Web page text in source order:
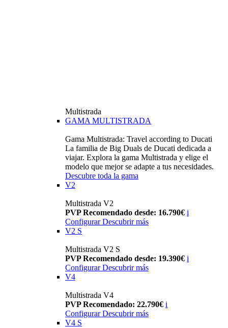
Multistrada
GAMA MULTISTRADA
Gama Multistrada: Travel according to Ducati
La familia de Big Duals de Ducati dedicada a
viajar. Explora la gama Multistrada y elige el
modelo que mejor se adapte a tus necesidades.
Descubre toda la gama
V2
Multistrada V2
PVP Recomendado desde: 16.790€ i
Configurar Descubrir más
V2 S
Multistrada V2 S
PVP Recomendado desde: 19.390€ i
Configurar Descubrir más
V4
Multistrada V4
PVP Recomendado: 22.790€ i
Configurar Descubrir más
V4 S